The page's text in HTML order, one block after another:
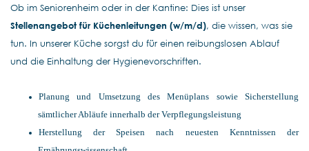
Ob im Seniorenheim oder in der Kantine: Dies ist unser
Stellenangebot für Küchenleitungen (w/m/d), die wissen, was sie
tun. In unserer Küche sorgst du für einen reibungslosen Ablauf
und die Einhaltung der Hygienevorschriften.
Planung und Umsetzung des Menüplans sowie Sicherstellung
sämtlicher Abläufe innerhalb der Verpflegungsleistung
Herstellung der Speisen nach neuesten Kenntnissen der